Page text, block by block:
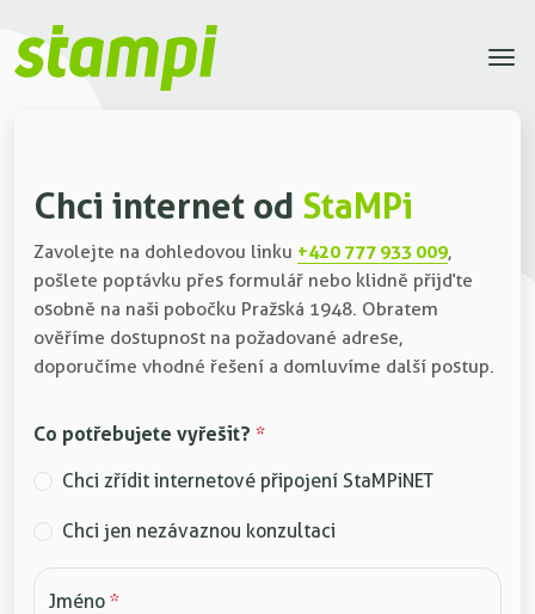
Chci internet od StaMPi
Zavolejte na dohledovou linku +420 777 933 009,
pošlete poptávku přes formulář nebo klidně přijďte
osobně na naši pobočku Pražská 1948. Obratem
ověříme dostupnost na požadované adrese,
doporučíme vhodné řešení a domluvíme další postup.
Co potřebujete vyřešit? *
Chci zřídit internetové připojení StaMPiNET
Chci jen nezávaznou konzultaci
Jméno *